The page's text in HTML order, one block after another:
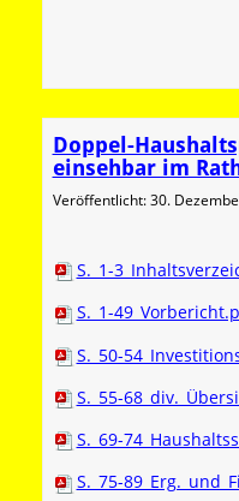
Doppel-
einsehbar im
Veröffentlicht: 30.
S._1-
S._1-
S._50-
S._55-
S._69-
S._75-